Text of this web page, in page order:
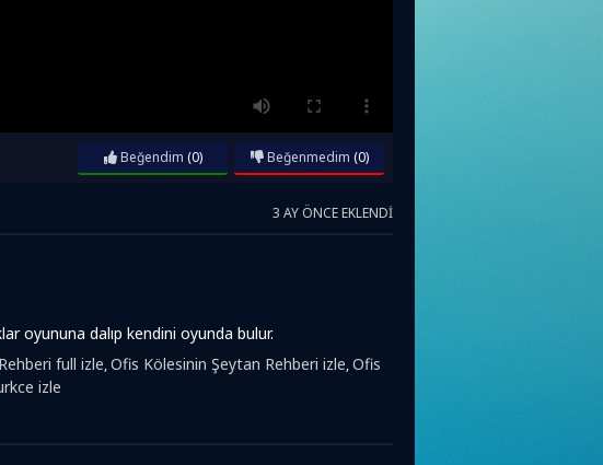
Beğendim (0) Beğenmedim (0)
3 AY ÖNCE EKLENDI
oyununa dalıp kendini oyunda bulur.
full izle,Ofis Kölesinin Şeytan Rehberi izle,Ofis
izle